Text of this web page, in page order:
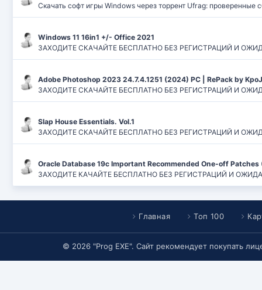
Скачать софт игры Windows через торрент Ufrag: проверенные
Windows 11 16in1 +/- Office 2021
ЗАХОДИТЕ СКАЧАЙТЕ БЕСПЛАТНО БЕЗ РЕГИСТРАЦИЙ И
Adobe Photoshop 2023 24.7.4.1251 (2024) PC | RePack by
ЗАХОДИТЕ СКАЧАЙТЕ БЕСПЛАТНО БЕЗ РЕГИСТРАЦИЙ И
Slap House Essentials. Vol.1
ЗАХОДИТЕ СКАЧАЙТЕ БЕСПЛАТНО БЕЗ РЕГИСТРАЦИЙ И
Oracle Database 19c Important Recommended One-off Patches
ЗАХОДИТЕ КАЧАЙТЕ БЕСПЛАТНО БЕЗ РЕГИСТРАЦИЙ И
Главная Топ 100
© 2026 "Prog EXE". Сайт рекомендует покупать